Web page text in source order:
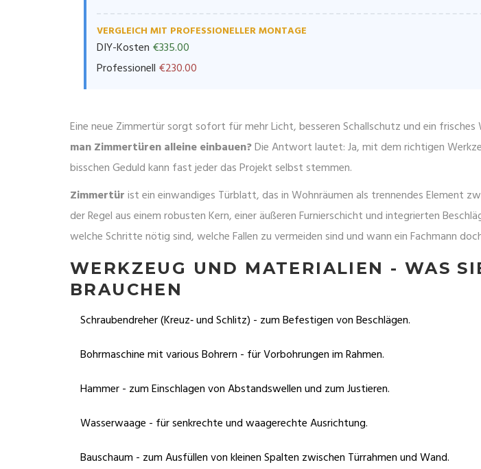
VERGLEICH MIT PROFESSIONELLER MONTAGE
DIY-Kosten €335.00
Professionell €230.00
Eine neue Zimmertür sorgt sofort für mehr Licht, besseren Schallschutz und ein frisches
man Zimmertüren alleine einbauen?Die Antwort lautet: Ja, mit dem richtigen
bisschen Geduld kann fast jeder das Projekt selbst stemmen.
Zimmertürist eineinwandiges Türblatt, das in Wohnräumen als trennendes Element
der Regel aus einem robusten Kern, einer äußeren Furnierschicht und integrierten
welche Schritte nötig sind, welche Fallen zu vermeiden sind und wann ein Fachmann
WERKZEUG UND MATERIALIEN - WAS
BRAUCHEN
Schraubendreher(Kreuz‑ und Schlitz) - zum Befestigen von Beschlägen.
Bohrmaschinemit various Bohrern - für Vorbohrungen im Rahmen.
Hammer- zum Einschlagen von Abstandswellen und zum Justieren.
Wasserwaage - für senkrechte und waagerechte Ausrichtung.
Bauschaum - zum Ausfüllen von kleinen Spalten zwischen Türrahmen und Wand.